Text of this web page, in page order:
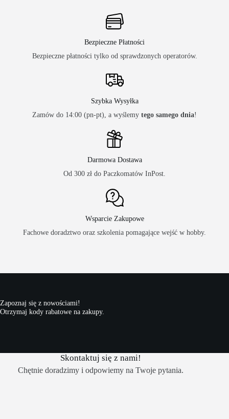
Bezpieczne Płatności
Bezpieczne płatności tylko od sprawdzonych operatorów.
Szybka Wysyłka
Zamów do 14:00 (pn-pt), a wyślemy tego samego dnia!
Darmowa Dostawa
Od 300 zł do Paczkomatów InPost.
Wsparcie Zakupowe
Fachowe doradztwo oraz szkolenia pomagające wejść w hobby.
Zapoznaj się z nowościami!
Otrzymaj kody rabatowe na zakupy.
Skontaktuj się z nami!
Chętnie doradzimy i odpowiemy na Twoje pytania.